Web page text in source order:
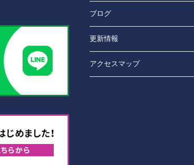
ブログ
更新情報
アクセスマップ